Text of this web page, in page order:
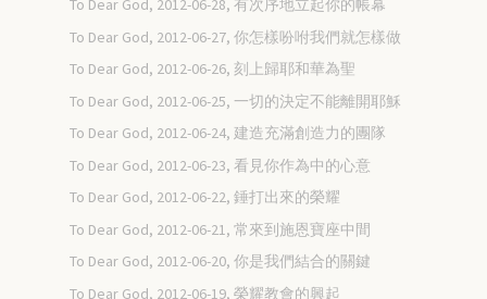
To Dear God, 2012-06-28, 有次序地立起你的帳幕
To Dear God, 2012-06-27, 你怎樣吩咐我們就怎樣做
To Dear God, 2012-06-26, 刻上歸耶和華為聖
To Dear God, 2012-06-25, 一切的決定不能離開耶穌
To Dear God, 2012-06-24, 建造充滿創造力的團隊
To Dear God, 2012-06-23, 看見你作為中的心意
To Dear God, 2012-06-22, 錘打出來的榮耀
To Dear God, 2012-06-21, 常來到施恩寶座中間
To Dear God, 2012-06-20, 你是我們結合的關鍵
To Dear God, 2012-06-19, 榮耀教會的興起